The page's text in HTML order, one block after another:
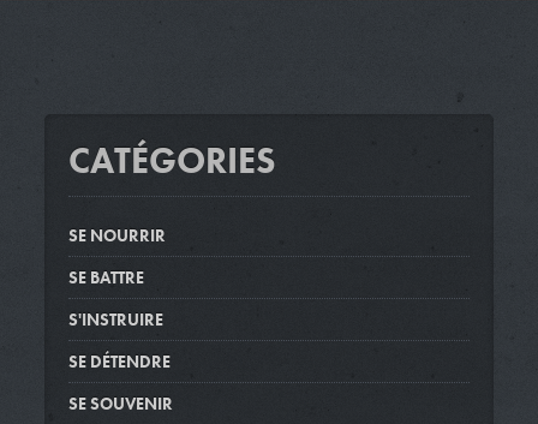
CATÉGORIES
SE NOURRIR
SE BATTRE
S'INSTRUIRE
SE DÉTENDRE
SE SOUVENIR